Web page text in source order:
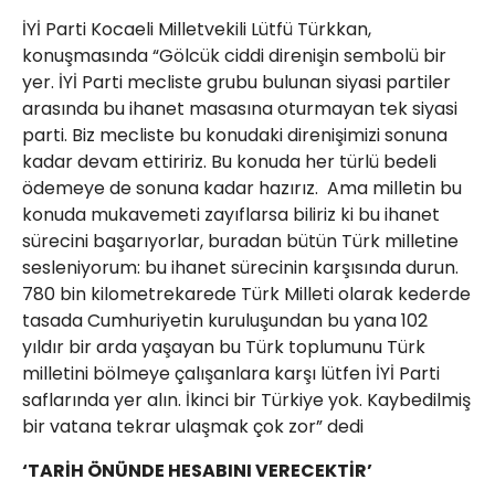
İYİ Parti Kocaeli Milletvekili Lütfü Türkkan,
konuşmasında “Gölcük ciddi direnişin sembolü bir
yer. İYİ Parti mecliste grubu bulunan siyasi partiler
arasında bu ihanet masasına oturmayan tek siyasi
parti. Biz mecliste bu konudaki direnişimizi sonuna
kadar devam ettiririz. Bu konuda her türlü bedeli
ödemeye de sonuna kadar hazırız. Ama milletin bu
konuda mukavemeti zayıflarsa biliriz ki bu ihanet
sürecini başarıyorlar, buradan bütün Türk milletine
sesleniyorum: bu ihanet sürecinin karşısında durun.
780 bin kilometrekarede Türk Milleti olarak kederde
tasada Cumhuriyetin kuruluşundan bu yana 102
yıldır bir arda yaşayan bu Türk toplumunu Türk
milletini bölmeye çalışanlara karşı lütfen İYİ Parti
saflarında yer alın. İkinci bir Türkiye yok. Kaybedilmiş
bir vatana tekrar ulaşmak çok zor” dedi
‘TARİH ÖNÜNDE HESABINI VERECEKTİR’